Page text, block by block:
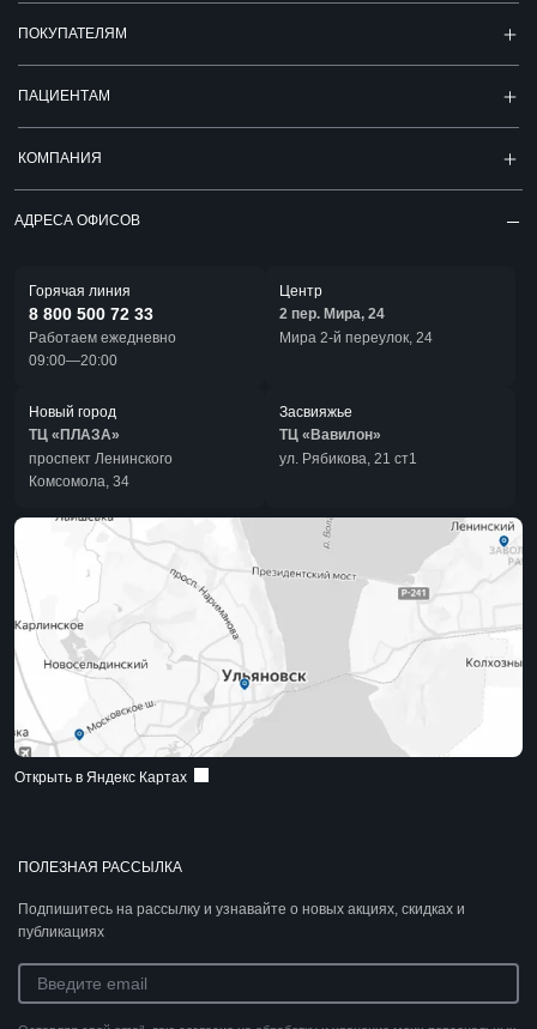
ПОЛЕЗНАЯ РАССЫЛКА
Подпишитесь на рассылку и узнавайте о новых акциях, скидках и
публикациях
ПОКУПАТЕЛЯМ
ПАЦИЕНТАМ
КОМПАНИЯ
АДРЕСА ОФИСОВ
Горячая линия
8 800 500 72 33
Работаем ежедневно
09:00—20:00
Центр
2 пер. Мира, 24
Мира 2-й переулок, 24
Новый город
ТЦ «ПЛАЗА»
проспект Ленинского
Комсомола, 34
Засвияжье
ТЦ «Вавилон»
ул. Рябикова, 21 ст1
Открыть в Яндекс Картах